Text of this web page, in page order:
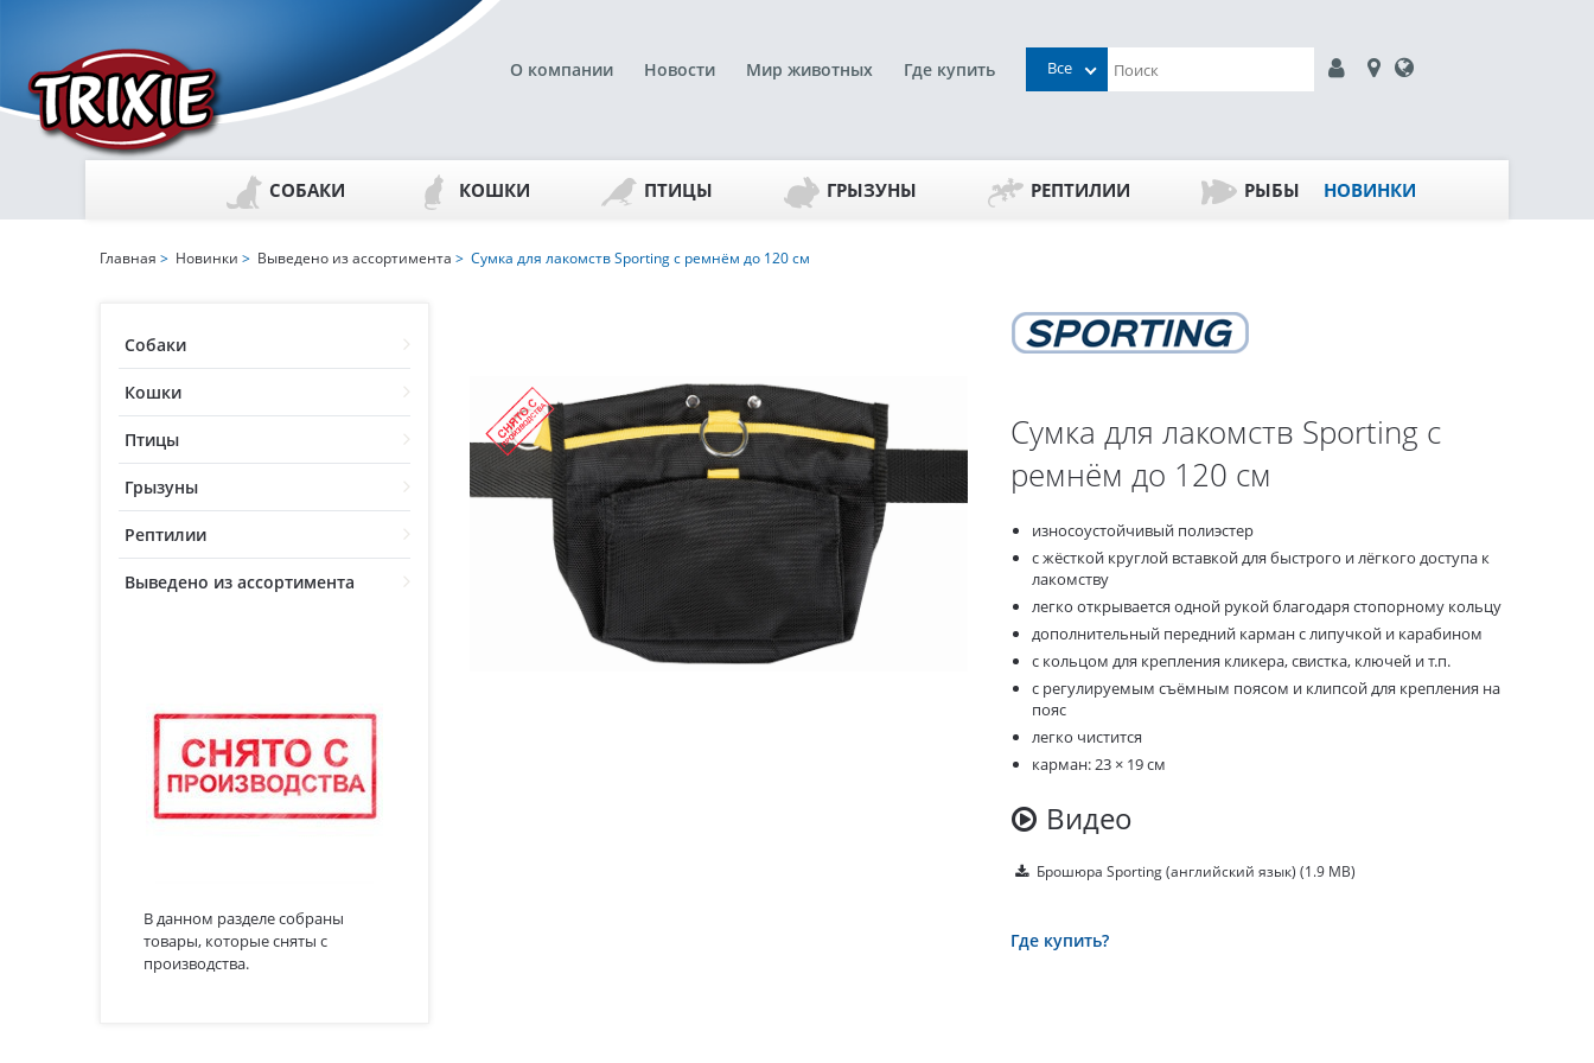
О компании Новости Мир животных Где купить Все
СОБАКИ КОШКИ ПТИЦЫ ГРЫЗУНЫ РЕПТИЛИИ РЫБЫ НОВИНКИ
Собаки
Кошки
Птицы
Грызуны
Рептилии
Выведено из ассортимента
В данном разделе собраны
товары, которые сняты с
производства.
Главная > Новинки > Выведено из ассортимента > Сумка для лакомств Sporting с ремнём до 120 см
Сумка для лакомств Sporting с
ремнём до 120 см
износоустойчивый полиэстер
с жёсткой круглой вставкой для быстрого и лёгкого доступа к
лакомству
легко открывается одной рукой благодаря стопорному кольцу
дополнительный передний карман с липучкой и карабином
с кольцом для крепления кликера, свистка, ключей и т.п.
с регулируемым съёмным поясом и клипсой для крепления на
пояс
легко чистится
карман: 23 × 19 см
Видео
Брошюра Sporting (английский язык) (1.9 MB)
Где купить?